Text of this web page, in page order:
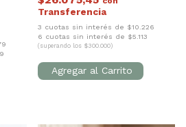
3 cuotas sin interés de $10.226
6 cuotas sin interés de $5.113
(superando los $300.000)